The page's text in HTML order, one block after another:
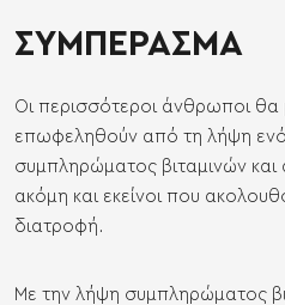
ΣΥΜΠΕΡΑΣΜΑ
Οι περισσότεροι άνθρωποι
επωφεληθούν από τη λήψη
συμπληρώματος βιταμινών
ακόμη και εκείνοι που
διατροφή.
Με την λήψη συμπληρώματος